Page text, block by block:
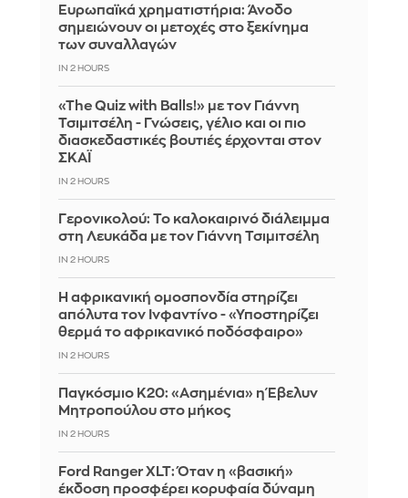
Ευρωπαϊκά χρηματιστήρια: Άνοδο
σημειώνουν οι μετοχές στο ξεκίνημα
των συναλλαγών
IN 2 HOURS
«The Quiz with Balls!» με τον Γιάννη
Τσιμιτσέλη - Γνώσεις, γέλιο και οι πιο
διασκεδαστικές βουτιές έρχονται στον
ΣΚΑΪ
IN 2 HOURS
Γερονικολού: Το καλοκαιρινό διάλειμμα
στη Λευκάδα με τον Γιάννη Τσιμιτσέλη
IN 2 HOURS
Η αφρικανική ομοσπονδία στηρίζει
απόλυτα τον Ινφαντίνο - «Υποστηρίζει
θερμά το αφρικανικό ποδόσφαιρο»
IN 2 HOURS
Παγκόσμιο Κ20: «Ασημένια» η Έβελυν
Μητροπούλου στο μήκος
IN 2 HOURS
Ford Ranger XLT: Όταν η «βασική»
έκδοση προσφέρει κορυφαία δύναμη